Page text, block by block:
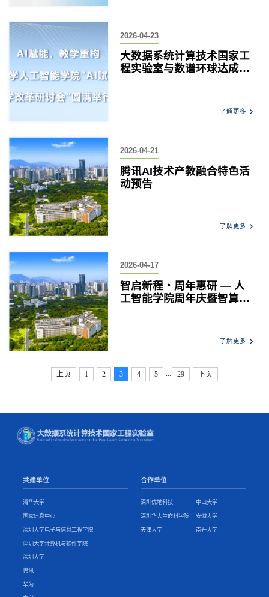
2026-04-23
大数据系统计算技术国家工
程实验室与数谱环球达成战
了解更多
2026-04-21
腾讯AI技术产教融合特色活
动预告
了解更多
2026-04-17
智启新程・周年惠研 — 人
工智能学院周年庆暨智算中
了解更多
上页 1 2 3 4 5 ... 29 下页
共建单位
清华大学
国家信息中心
深圳大学电子与信息工程学院
深圳大学计算机与软件学院
深圳大学
腾讯
华为
合作单位
深圳优地科技 中山大学
深圳华大生命科学院 安徽大学
天津大学 南开大学